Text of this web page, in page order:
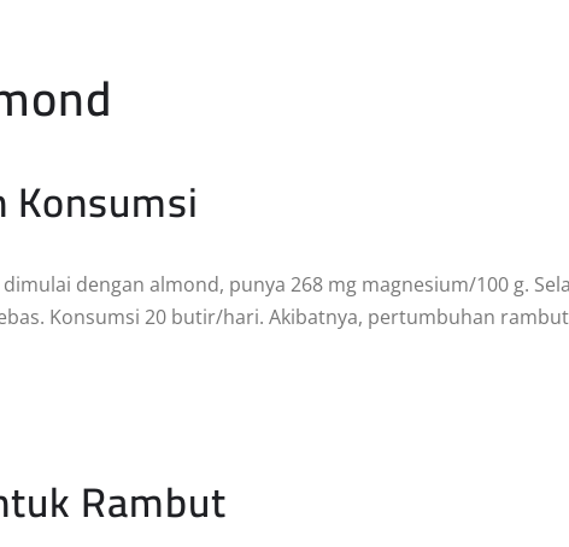
Konsumsi
dimulai dengan almond, punya 268 mg magnesium/100 g.
Konsumsi 20 butir/hari. Akibatnya, pertumbuhan rambut
Rambut